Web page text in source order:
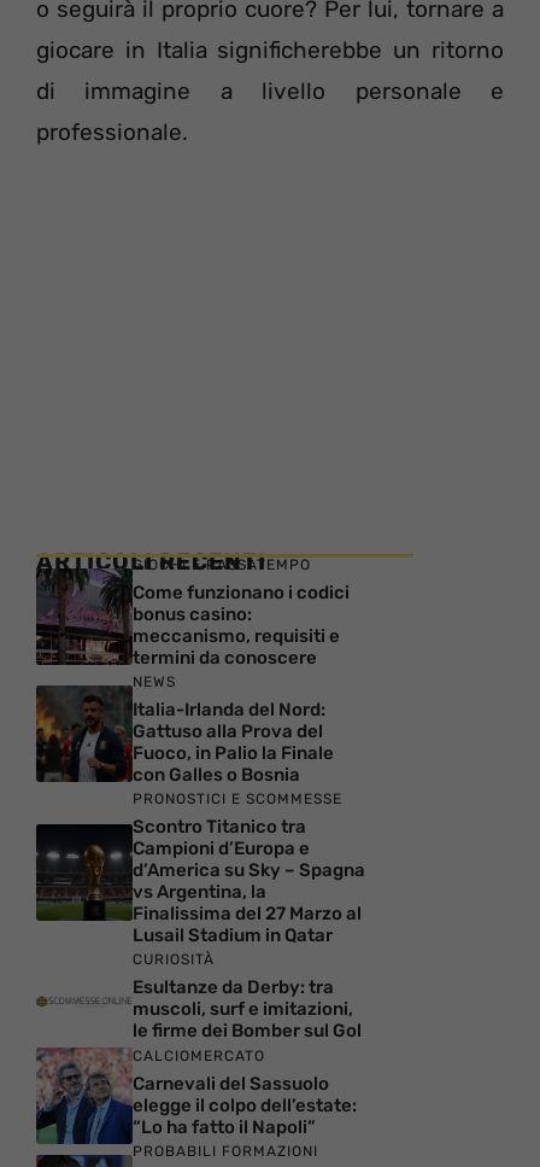
o seguirà il proprio cuore? Per lui, tornare a
giocare in Italia significherebbe un ritorno
di immagine a livello personale e
professionale.
ARTICOLI RECENTI
GIOCHI E PASSATEMPO
Come funzionano i codici
bonus casino:
meccanismo, requisiti e
termini da conoscere
NEWS
Italia-Irlanda del Nord:
Gattuso alla Prova del
Fuoco, in Palio la Finale
con Galles o Bosnia
PRONOSTICI E SCOMMESSE
Scontro Titanico tra
Campioni d’Europa e
d’America su Sky – Spagna
vs Argentina, la
Finalissima del 27 Marzo al
Lusail Stadium in Qatar
CURIOSITÀ
Esultanze da Derby: tra
muscoli, surf e imitazioni,
le firme dei Bomber sul Gol
CALCIOMERCATO
Carnevali del Sassuolo
elegge il colpo dell’estate:
“Lo ha fatto il Napoli”
PROBABILI FORMAZIONI